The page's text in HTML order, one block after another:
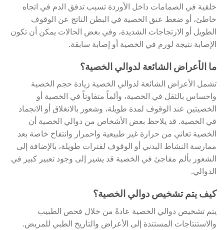
خلقية في الصمامات داخل الأوردة تسبب تدفق الدم في اتجاه
خاطئ، أو ضغط عنق الخصية في البطن الناتج عن الوقوف
الطويل أو الارتجاجات الشديدة، وفي بعض الحالات يمكن أن تكون
الإصابة نتيجة لورم في الخصية أو إصابة سابقة.
ما الأعراض الشائعة لدوالي الخصية؟
تشمل الأعراض الشائعة لدوالي الخصية زيادة حجم الخصية
واحساس بالثقل في الخصية، وألماً متفاوتاً في الخصية أو
الخصيتين عند الوقوف لمدة طويلة، وشعور بالانغلاق أو الانجماد
في الخصية. قد يلاحظ بعض الأشخاص من دوالي الخصية أن
الخصية تعاني من حرارة غير طبيعية واحمرار وانتفاخ خاصة بعد
ممارسة النشاط البدني أو الوقوف لفترات طويلة، بالإضافة إلى
الشعور بألم مفاجئ في الخصية قد يشير إلى وجود تعبير كبير في
الدوالي.
كيف يتم تشخيص دوالي الخصية؟
يتم تشخيص دوالي الخصية عادةً من خلال فحص الطبيب
والاستنتاجات المستندة إلى الأعراض والتاريخ الطبي للمريض.